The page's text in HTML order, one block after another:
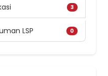
3
LSP 0